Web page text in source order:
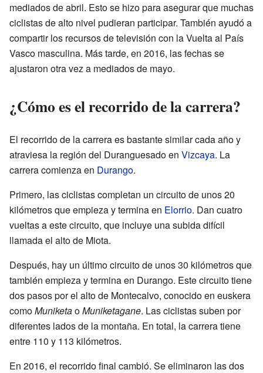
mediados de abril. Esto se hizo para asegurar que muchas
ciclistas de alto nivel pudieran participar. También ayudó a
compartir los recursos de televisión con la Vuelta al País
Vasco masculina. Más tarde, en 2016, las fechas se
ajustaron otra vez a mediados de mayo.
¿Cómo es el recorrido de la carrera?
El recorrido de la carrera es bastante similar cada año y
atraviesa la región del Duranguesado en Vizcaya. La
carrera comienza en Durango.
Primero, las ciclistas completan un circuito de unos 20
kilómetros que empieza y termina en Elorrio. Dan cuatro
vueltas a este circuito, que incluye una subida difícil
llamada el alto de Miota.
Después, hay un último circuito de unos 30 kilómetros que
también empieza y termina en Durango. Este circuito tiene
dos pasos por el alto de Montecalvo, conocido en euskera
comoMuniketaoMuniketagane. Las ciclistas suben por
diferentes lados de la montaña. En total, la carrera tiene
entre 110 y 113 kilómetros.
En 2016, el recorrido final cambió. Se eliminaron las dos